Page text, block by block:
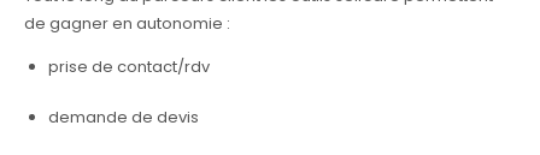
de gagner en autonomie :
prise de contact/rdv
demande de devis